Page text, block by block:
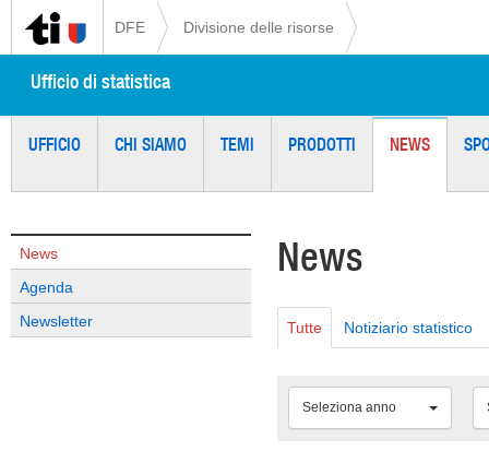
DFE Divisione delle risorse
Ufficio di statistica
UFFICIO CHI SIAMO TEMI PRODOTTI NEWS
News
Agenda
Newsletter
News
Tutte Notiziario statistico
Seleziona anno